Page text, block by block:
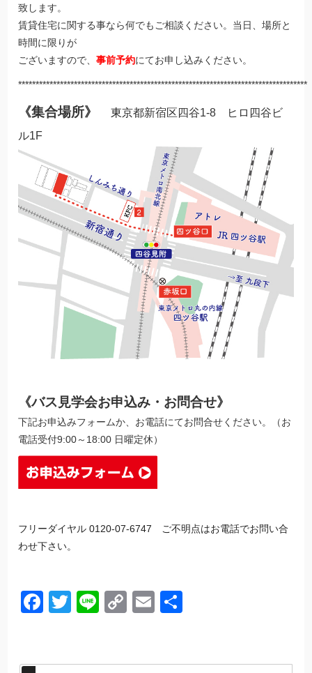
致します。
賃貸住宅に関する事なら何でもご相談ください。当日、場所と
時間に限りが
ございますので、事前予約にてお申し込みください。
***********************************************************************************
《集合場所》東京都新宿区四谷1-8 ヒロ四谷ビ
ル1F
《バス見学会お申込み・お問合せ》
下記お申込みフォームか、お電話にてお問合せください。（お
電話受付9:00～18:00 日曜定休）
フリーダイヤル 0120-07-6747 ご不明点はお電話でお問い合
わせ下さい。
Facebook
Twitter
LineCopyEmail